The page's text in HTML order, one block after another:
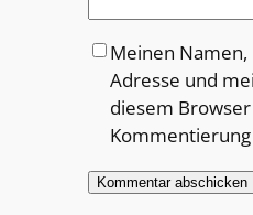
Meinen Namen,
Adresse und
diesem